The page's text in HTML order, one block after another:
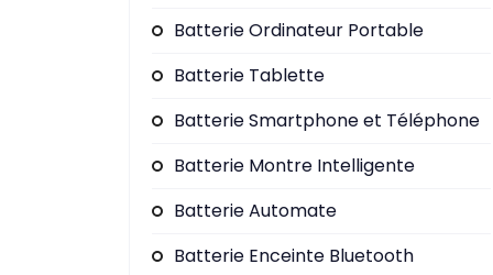
Batterie Ordinateur Portable
Batterie Tablette
Batterie Smartphone et Téléphone
Batterie Montre Intelligente
Batterie Automate
Batterie Enceinte Bluetooth